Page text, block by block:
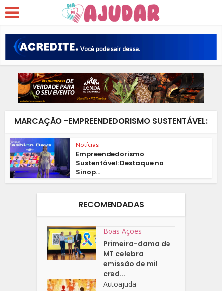
MARCAÇÃO -EMPREENDEDORISMO SUSTENTÁVEL:
Notícias
Empreendedorismo
Sustentável: Destaque no
Sinop...
RECOMENDADAS
Boas Ações
Primeira-dama de
MT celebra
emissão de mil
cred...
Autoajuda